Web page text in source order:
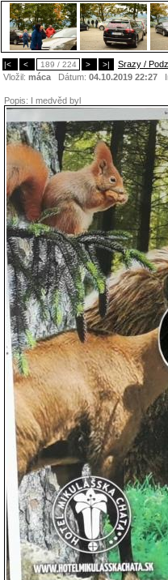
|< < 189 / 224 > >|
Srazy /
Vložil: máca Dátum: 04.10.2019 22:27
Popis: I medvěd byl